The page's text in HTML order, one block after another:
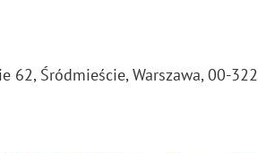
62, Śródmieście, Warszawa, 00-322